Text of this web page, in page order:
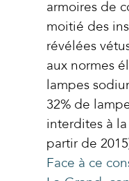
armoires de
moitié des
révélées
aux normes
lampes
32% de
interdites à
partir de
Face à ce